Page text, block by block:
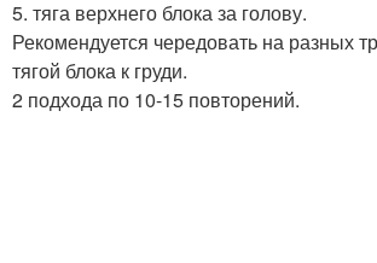
5. тяга верхнего блока за голову.
Рекомендуется чередовать на разных
тягой блока к груди.
2 подхода по 10-15 повторений.